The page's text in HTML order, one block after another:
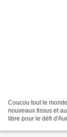
Coucou tout le
nouveaux tissus et
libre pour le défi